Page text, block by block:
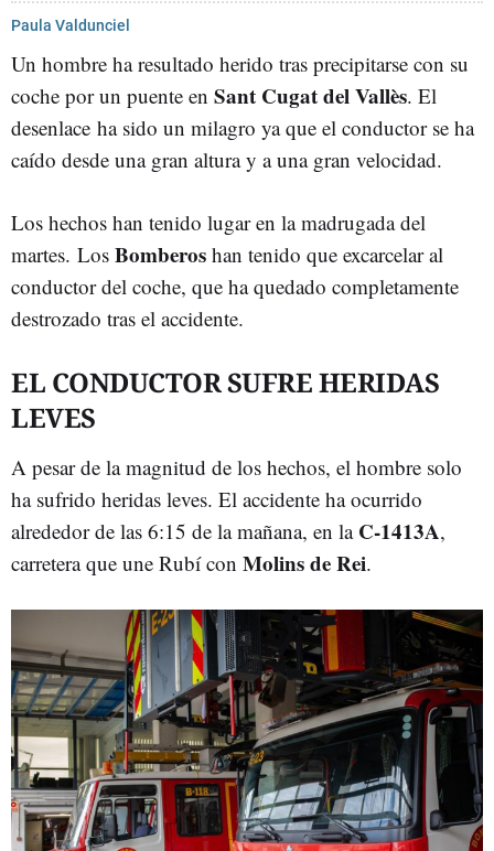
Paula Valdunciel
Un hombre ha resultado herido tras precipitarse con su
coche por un puente en Sant Cugat del Vallès. El
desenlace ha sido un milagro ya que el conductor se ha
caído desde una gran altura y a una gran velocidad.
Los hechos han tenido lugar en la madrugada del
martes. Los Bomberos han tenido que excarcelar al
conductor del coche, que ha quedado completamente
destrozado tras el accidente.
EL CONDUCTOR SUFRE HERIDAS
LEVES
A pesar de la magnitud de los hechos, el hombre solo
ha sufrido heridas leves. El accidente ha ocurrido
alrededor de las 6:15 de la mañana, en la C-1413A,
carretera que une Rubí con Molins de Rei.